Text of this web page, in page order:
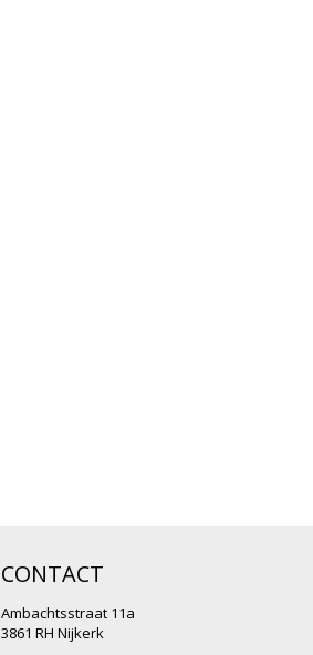
CONTACT
Ambachtsstraat 11a
3861 RH Nijkerk